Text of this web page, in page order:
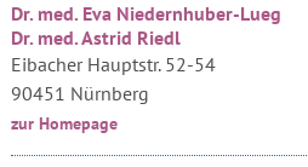
Dr. med. Eva Niedernhuber-Lueg
Dr. med. Astrid Riedl
Eibacher Hauptstr. 52-54
90451 Nürnberg
zur Homepage